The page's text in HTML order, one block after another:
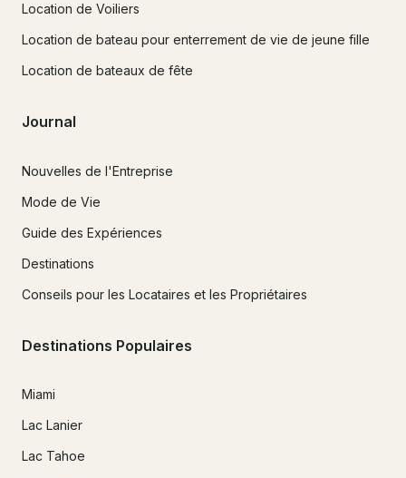
Location de Voiliers
Location de bateau pour enterrement de vie de jeune fille
Location de bateaux de fête
Journal
Nouvelles de l'Entreprise
Mode de Vie
Guide des Expériences
Destinations
Conseils pour les Locataires et les Propriétaires
Destinations Populaires
Miami
Lac Lanier
Lac Tahoe